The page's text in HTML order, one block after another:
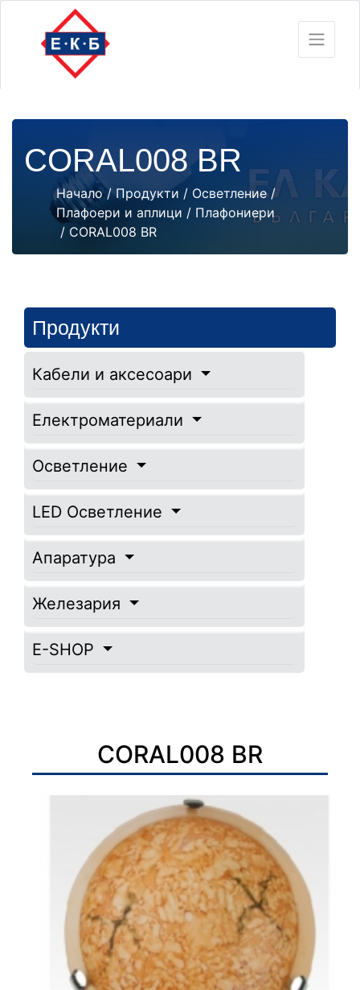
CORAL008 BR
Начало/Продукти / Осветление/
Плафоери и аплици / Плафониери
/ CORAL008 BR
Продукти
Кабели и аксесоари
Електроматериали
Осветление
LED Осветление
Апаратура
Железария
E-SHOP
CORAL008 BR